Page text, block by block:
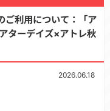
ご利用について：「ア
ターデイズ×アトレ秋
2026.06.18